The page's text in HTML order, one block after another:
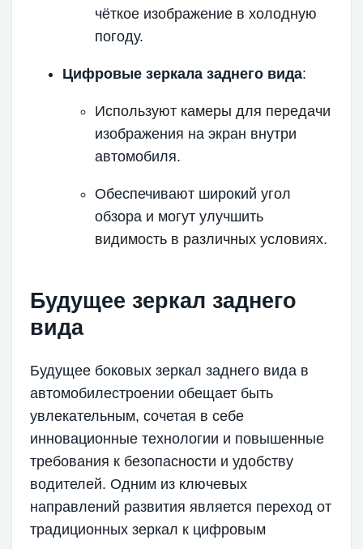
чёткое изображение в холодную
погоду.
Цифровые зеркала заднего вида:
Используют камеры для передачи
изображения на экран внутри
автомобиля.
Обеспечивают широкий угол
обзора и могут улучшить
видимость в различных условиях.
Будущее зеркал заднего
вида
Будущее боковых зеркал заднего вида в
автомобилестроении обещает быть
увлекательным, сочетая в себе
инновационные технологии и повышенные
требования к безопасности и удобству
водителей. Одним из ключевых
направлений развития является переход от
традиционных зеркал к цифровым